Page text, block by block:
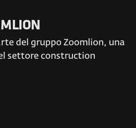
del gruppo Zoomlion, una
settore construction